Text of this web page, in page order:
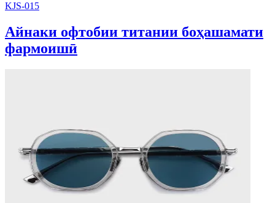
KJS-015
Айнаки офтобии титании боҳашамати
фармоишӣ